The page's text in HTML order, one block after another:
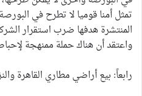
تمثل أمنا قوميا لا تطرح في
المنتشرة هدفها ضرب استقرار
واعتقد أن هناك حملة ممنهجة
رابعاً: بيع أراضي مطاري القاهرة